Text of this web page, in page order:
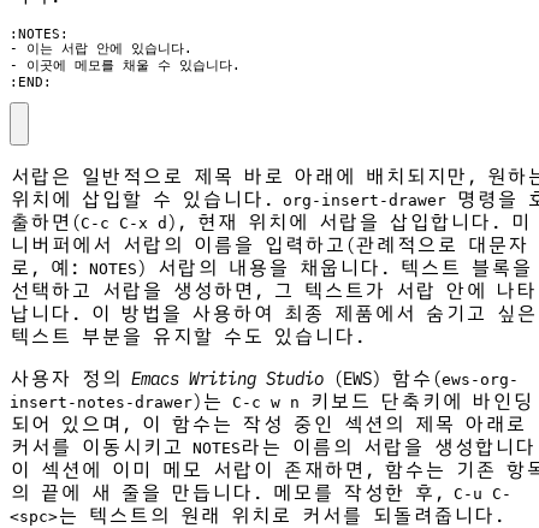
:END:
서랍은 일반적으로 제목 바로 아래에 배치되지만, 원하
위치에 삽입할 수 있습니다.
org-insert-drawer
명령을
출하면(C-c C-x d ), 현재 위치에 서랍을 삽입합니다. 미
니버퍼에서 서랍의 이름을 입력하고(관례적으로 대문자
로, 예:
NOTES) 서랍의 내용을 채웁니다. 텍스트 블록을
선택하고 서랍을 생성하면, 그 텍스트가 서랍 안에 나타
납니다. 이 방법을 사용하여 최종 제품에서 숨기고 싶은
텍스트 부분을 유지할 수도 있습니다.
사용자 정의 Emacs Writing Studio (EWS) 함수(ews-org-
insert-notes-drawer)는 C-c w n
키보드 단축키에 바인딩
되어 있으며, 이 함수는 작성 중인 섹션의 제목 아래로
커서를 이동시키고
NOTES 라는 이름의 서랍을 생성합니
이 섹션에 이미 메모 서랍이 존재하면, 함수는 기존 항
의 끝에 새 줄을 만듭니다. 메모를 작성한 후,
C-u C-
<spc>는 텍스트의 원래 위치로 커서를 되돌려줍니다.